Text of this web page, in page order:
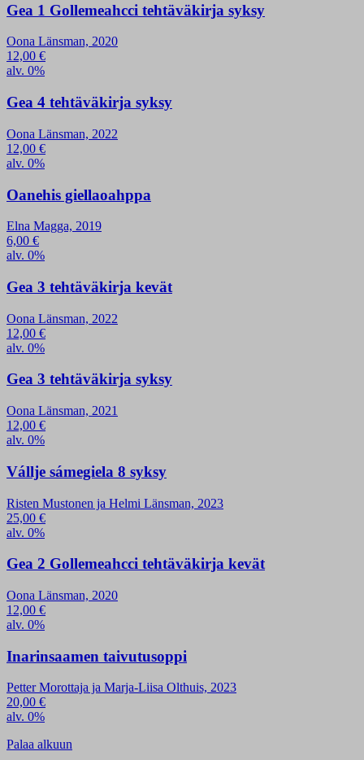
Gea 1 Gollemeahcci tehtäväkirja syksy
Oona Länsman, 2020
12,00 €
alv. 0%
Gea 4 tehtäväkirja syksy
Oona Länsman, 2022
12,00 €
alv. 0%
Oanehis giellaoahppa
Elna Magga, 2019
6,00 €
alv. 0%
Gea 3 tehtäväkirja kevät
Oona Länsman, 2022
12,00 €
alv. 0%
Gea 3 tehtäväkirja syksy
Oona Länsman, 2021
12,00 €
alv. 0%
Vállje sámegiela 8 syksy
Risten Mustonen ja Helmi Länsman, 2023
25,00 €
alv. 0%
Gea 2 Gollemeahcci tehtäväkirja kevät
Oona Länsman, 2020
12,00 €
alv. 0%
Inarinsaamen taivutusoppi
Petter Morottaja ja Marja-Liisa Olthuis, 2023
20,00 €
alv. 0%
Palaa alkuun